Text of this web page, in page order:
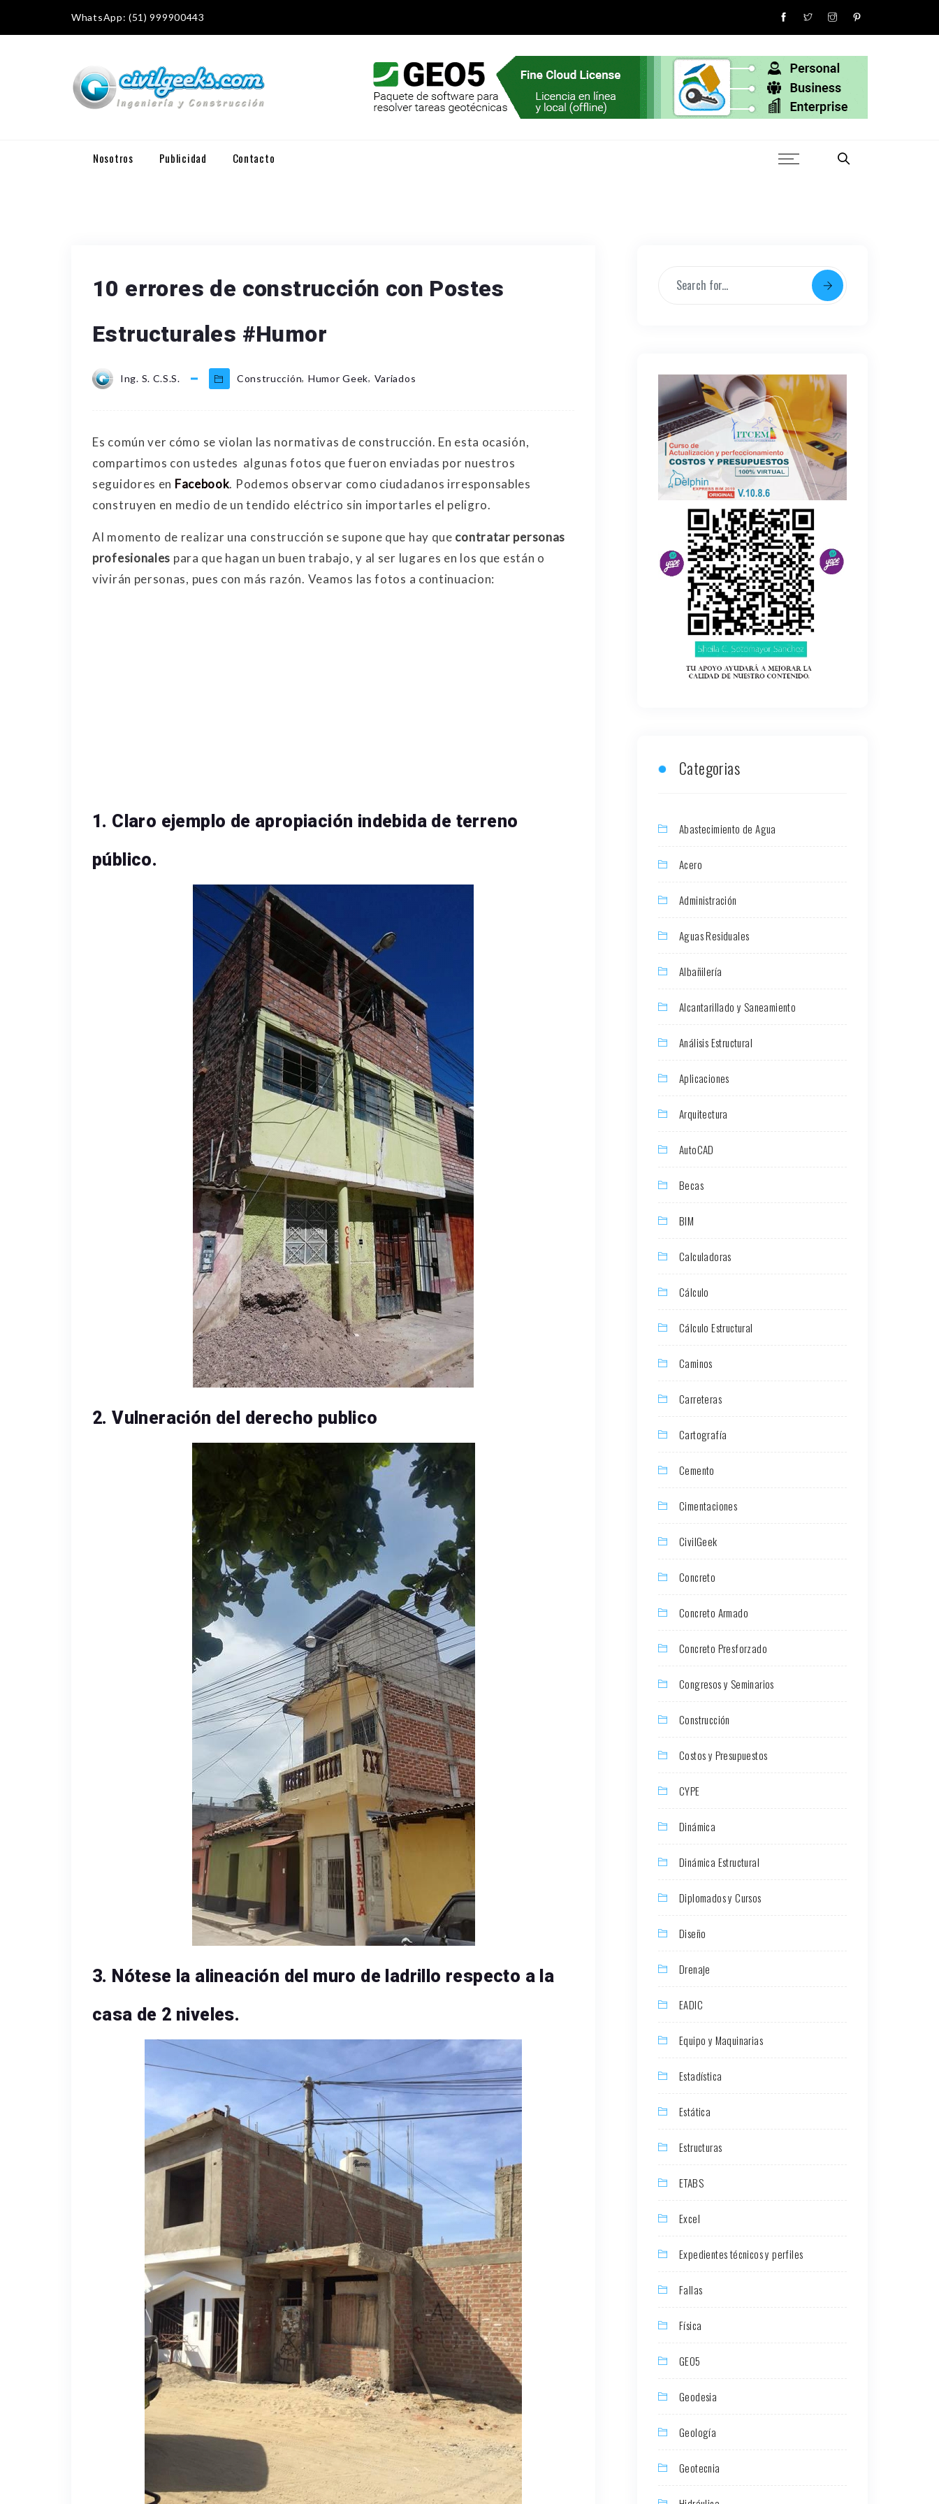
WhatsApp: (51) 999900443
Nosotros Publicidad Contacto
10 errores de construcción con Postes
Estructurales #Humor
Ing. S. C.S.S. Construcción, Humor Geek, Variados
Es común ver cómo se violan las normativas de construcción. En esta ocasión,
compartimos con ustedes algunas fotos que fueron enviadas por nuestros
seguidores en Facebook. Podemos observar como ciudadanos irresponsables
construyen en medio de un tendido eléctrico sin importarles el peligro.
Al momento de realizar una construcción se supone que hay que contratar personas
profesionales para que hagan un buen trabajo, y al ser lugares en los que están o
vivirán personas, pues con más razón. Veamos las fotos a continuacion:
1. Claro ejemplo de apropiación indebida de terreno
público.
2. Vulneración del derecho publico
3. Nótese la alineación del muro de ladrillo respecto a la
casa de 2 niveles.
Categorias
Abastecimiento de Agua
Acero
Administración
Aguas Residuales
Albañilería
Alcantarillado y Saneamiento
Análisis Estructural
Aplicaciones
Arquitectura
AutoCAD
Becas
BIM
Calculadoras
Cálculo
Cálculo Estructural
Caminos
Carreteras
Cartografía
Cemento
Cimentaciones
CivilGeek
Concreto
Concreto Armado
Concreto Presforzado
Congresos y Seminarios
Construcción
Costos y Presupuestos
CYPE
Dinámica
Dinámica Estructural
Diplomados y Cursos
Diseño
Drenaje
EADIC
Equipo y Maquinarias
Estadística
Estática
Estructuras
ETABS
Excel
Expedientes técnicos y perfiles
Fallas
Física
GEO5
Geodesia
Geología
Geotecnia